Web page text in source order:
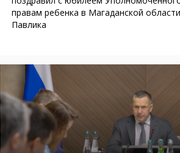
правам ребенка в Магаданской
Павлика